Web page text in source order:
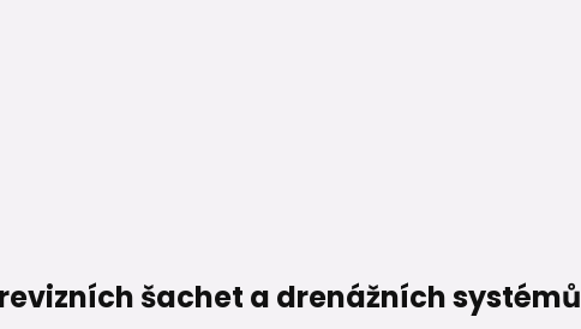
šachet a drenážních systémů